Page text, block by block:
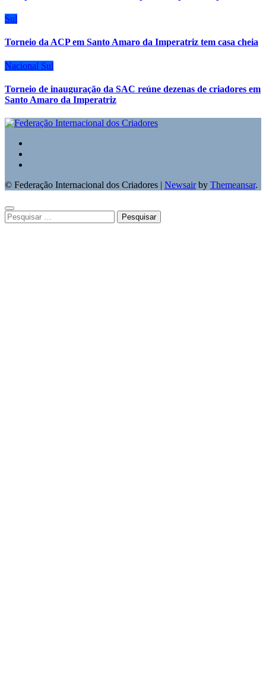
Sul
Torneio da ACP em Santo Amaro da Imperatriz tem casa cheia
Nacional Sul
Torneio de inauguração da SAC reúne dezenas de criadores em
Santo Amaro da Imperatriz
© Federação Internacional dos Criadores | Newsairby Themeansar.
Pesquisar
por: